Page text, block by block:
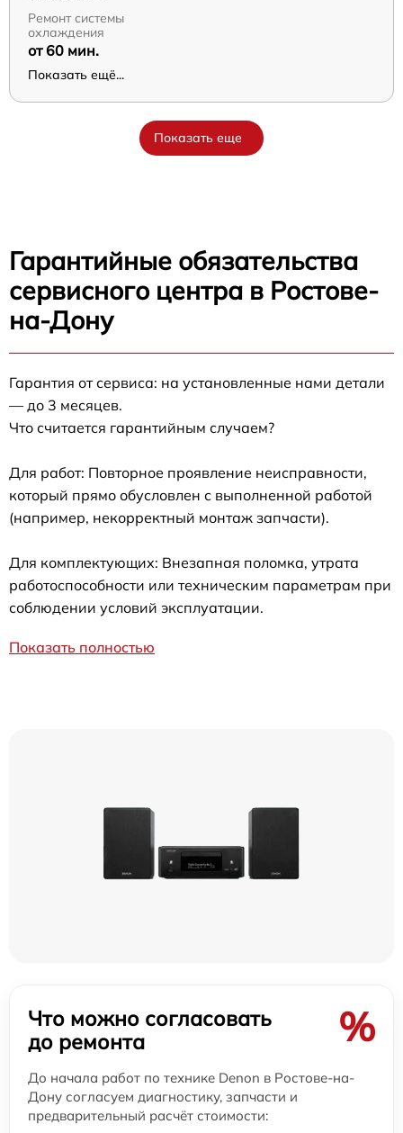
Ремонт системы
охлаждения
от 60 мин.
Показать ещё...
Показать еще
Гарантийные обязательства
сервисного центра в Ростове-
на-Дону
Гарантия от сервиса: на установленные нами детали
— до 3 месяцев.
Что считается гарантийным случаем?
Для работ: Повторное проявление неисправности,
который прямо обусловлен с выполненной работой
(например, некорректный монтаж запчасти).
Для комплектующих: Внезапная поломка, утрата
работоспособности или техническим параметрам при
соблюдении условий эксплуатации.
Показать полностью
Что можно согласовать
до ремонта
%
До начала работ по технике Denon в Ростове-на-
Дону согласуем диагностику, запчасти и
предварительный расчёт стоимости: